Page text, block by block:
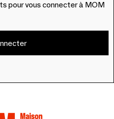
pour vous connecter à MOM